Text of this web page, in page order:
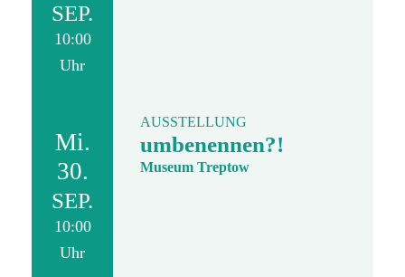
SEP.
10:00
Uhr
Mi.
30.
SEP.
10:00
Uhr
AUSSTELLUNG
umbenennen?!
Museum Treptow